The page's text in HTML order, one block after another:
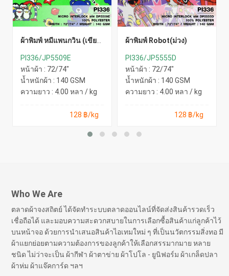
ผ้าพิมพ์ หมีแพนกวิน (เขียว
PI336/JP5509E
หน้าผ้า : 72/74"
น้ำหนักผ้า : 140 GSM
ความยาว : 4.00 หลา / kg
128 ฿/kg
ผ้าพิมพ์ Robot(ม่วง)
PI336/JP5555D
หน้าผ้า : 72/74"
น้ำหนักผ้า : 140 GSM
ความยาว : 4.00 หลา / kg
128 ฿/kg
Who We Are
ตลาดผ้าจงสถิตย์ ได้จัดทำระบบตลาดออนไลน์ที่จัดส่งสินค้ารวดเร็ว
เชื่อถือได้ และมอบความสะดวกสบายในการเลือกซื้อสินค้าแก่ลูกค้าไว้
บนหน้าจอ ด้วยการนำเสนอสินค้าไอเทมใหม่ ๆ ที่เป็นนวัตกรรมสิ่งทอ มี
ผ้าแยกย่อยตามความต้องการของลูกค้าให้เลือกสรรมากมาย หลาย
ชนิด ไม่ว่าจะเป็น ผ้ากีฬา ผ้าตาข่าย ผ้าโปโล - ยูนิฟอร์ม ผ้าเกล็ดปลา
ผ้าห่ม ผ้าแจ๊คการ์ด ฯลฯ